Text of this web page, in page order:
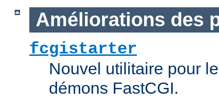
Améliorations des
fcgistarter
Nouvel utilitaire pour
démons FastCGI.